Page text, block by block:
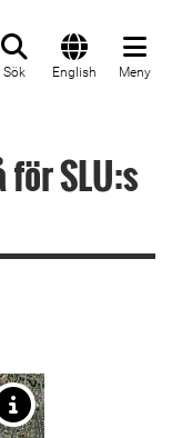
Sök English Meny
SLU:s